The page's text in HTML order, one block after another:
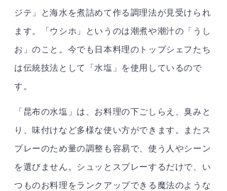
ジテ」と海水を煮詰めて作る調理法が見受けられ
ます。「ウシホ」というのは潮煮や潮汁の「うし
お」のこと。今でも日本料理のトップシェフたち
は伝統技法として「水塩」を使用しているので
す。
「昆布の水塩」は、お料理の下ごしらえ、臭みと
り、味付けなど多様な使い方ができます。またス
プレーのため量の調整も容易で、使う人やシーン
を選びません。シュッとスプレーするだけで、い
つものお料理をランクアップできる魔法のような